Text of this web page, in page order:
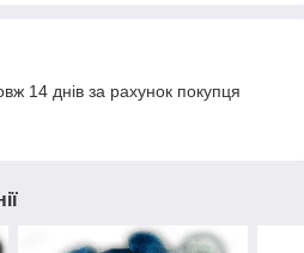
14 днів за рахунок покупця